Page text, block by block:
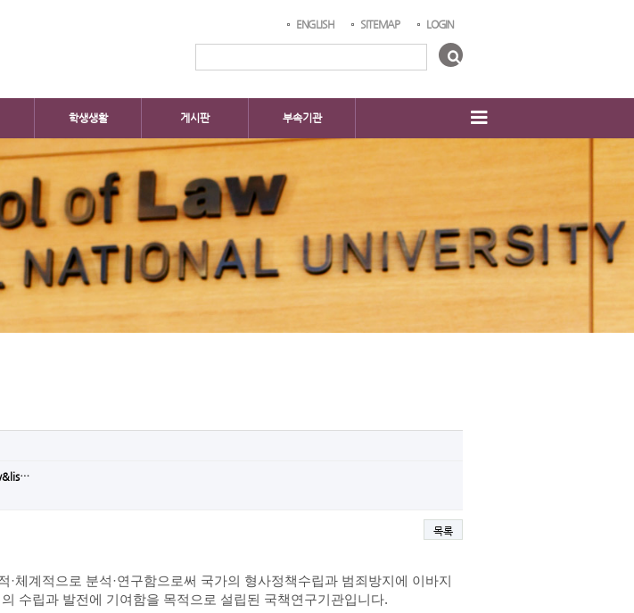
ENGLISH SITEMAP LOGIN
학생생활 게시판 부속기관
목록
체계적으로 분석·연구함으로써 국가의 형사정책수립과 범죄방지에 이바지
수립과 발전에 기여함을 목적으로 설립된 국책연구기관입니다.